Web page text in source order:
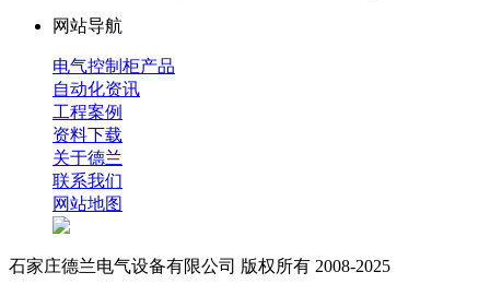
网站导航
电气控制柜产品
自动化资讯
工程案例
资料下载
关于德兰
联系我们
网站地图
石家庄德兰电气设备有限公司 版权所有 2008-2025